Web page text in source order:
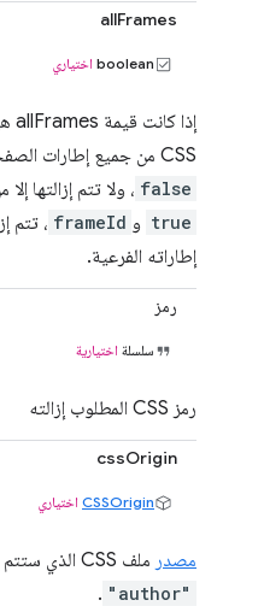
allFrames
boolean اختياري
إذا كانت قيمة allFrames هي
CSS من جميع إطارات الصفحة الحالية. القيمة التلقائية هي
false ، ولا تتم إزالتها
true و frameId ، تتم
إطاراته الفرعية.
رمز
سلسلة اختيارية
رمز CSS المطلوب إزالته
cssOrigin
CSSOrigin اختياري
مصدر ملف CSS الذي ستتم إزالته القيمة التلقائية هي
"author"
.